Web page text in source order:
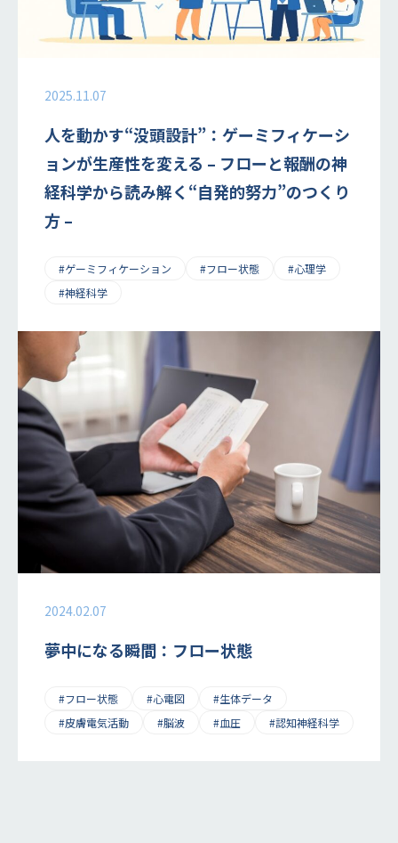
2025.11.07
人を動かす“没頭設計”：ゲーミフィケーシ
ョンが生産性を変える – フローと報酬の神
経科学から読み解く“自発的努力”のつくり
方 –
#ゲーミフィケーション #フロー状態
#心理学
#神経科学
2024.02.07
夢中になる瞬間：フロー状態
#フロー状態 #心電図
#生体データ
#皮膚電気活動
#脳波 #血圧 #認知神経科学